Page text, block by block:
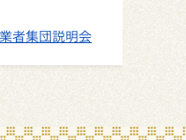
者集団説明会